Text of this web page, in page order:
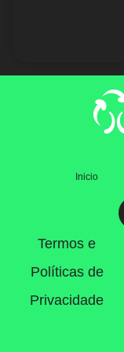
Inicio
Termos e
Políticas de
Privacidade